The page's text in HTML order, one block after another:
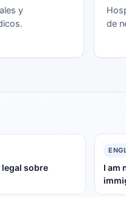
y
de
legal sobre
I am